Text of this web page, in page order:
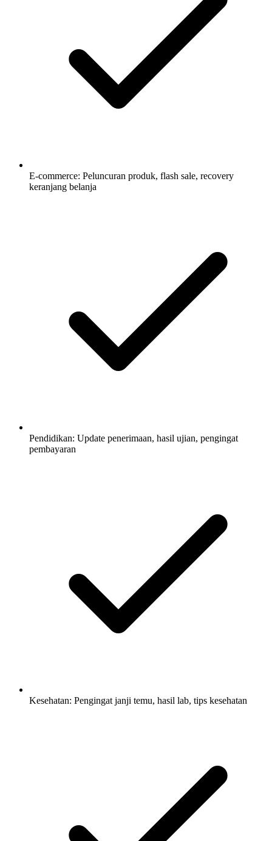
E-commerce: Peluncuran produk, flash sale, recovery
keranjang belanja
Pendidikan: Update penerimaan, hasil ujian, pengingat
pembayaran
Kesehatan: Pengingat janji temu, hasil lab, tips kesehatan